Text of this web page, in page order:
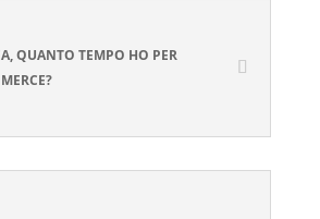
QUANTO TEMPO HO PER